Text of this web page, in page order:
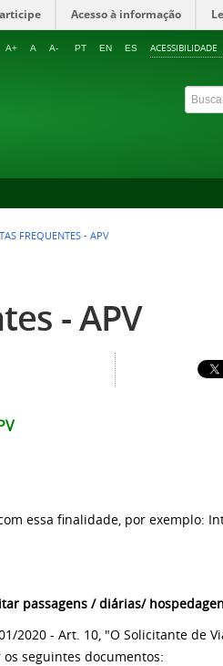
Acesso à informação
ACESSIBILIDADE
A+ A A- PT EN ES
FREQUENTES - APV
- APV
essa finalidade, por exemplo:
passagens / diárias/
2020 - Art. 10, "O Solicitante de
os seguintes documentos: